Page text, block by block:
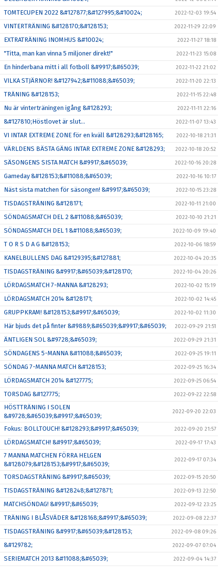
TOMTECUPEN 2022 &#127877;&#127995;&#10024; 2022-12-03 19:54
VINTERTRÄNING &#128170;&#128153; 2022-11-29 22:09
EXTRATRÄNING INOMHUS &#10024; 2022-11-27 18:18
"Titta, man kan vinna 5 miljoner direkt!" 2022-11-23 15:08
En hinderbana mitt i all fotboll &#9917;&#65039; 2022-11-22 21:02
VILKA STJÄRNOR! &#127942;&#11088;&#65039; 2022-11-20 22:13
TRÄNING &#128153; 2022-11-15 22:48
Nu är vinterträningen igång &#128293; 2022-11-11 22:16
&#127810;Höstlovet är slut... 2022-11-07 13:43
VI INTAR EXTREME ZONE för en kväll &#128293;&#128165; 2022-10-18 21:31
VÄRLDENS BÄSTA GÄNG INTAR EXTREME ZONE &#128293; 2022-10-18 20:52
SÄSONGENS SISTA MATCH &#9917;&#65039; 2022-10-16 20:28
Gameday &#128153;&#11088;&#65039; 2022-10-16 10:17
Näst sista matchen för säsongen! &#9917;&#65039; 2022-10-15 23:28
TISDAGSTRÄNING &#128171; 2022-10-11 21:00
SÖNDAGSMATCH DEL 2 &#11088;&#65039; 2022-10-10 21:21
SÖNDAGSMATCH DEL 1 &#11088;&#65039; 2022-10-09 19:40
T O R S D A G &#128153; 2022-10-06 18:59
KANELBULLENS DAG &#129395;&#127881; 2022-10-04 20:35
TISDAGSTRÄNING &#9917;&#65039;&#128170; 2022-10-04 20:26
LÖRDAGSMATCH 7-MANNA &#128293; 2022-10-02 15:19
LÖRDAGSMATCH 2014 &#128171; 2022-10-02 14:45
GRUPPKRAM! &#128153;&#9917;&#65039; 2022-10-02 11:30
Här bjuds det på finter &#9889;&#65039;&#9917;&#65039; 2022-09-29 21:51
ÄNTLIGEN SOL &#9728;&#65039; 2022-09-29 21:31
SÖNDAGENS 5-MANNA &#11088;&#65039; 2022-09-25 19:11
SÖNDAG 7-MANNA MATCH &#128153; 2022-09-25 16:34
LÖRDAGSMATCH 2014 &#127775; 2022-09-25 06:54
TORSDAG &#127775; 2022-09-22 22:58
HÖSTTRÄNING I SOLEN
&#9728;&#65039;&#9917;&#65039;
2022-09-20 22:03
Fokus: BOLLTOUCH! &#128293;&#9917;&#65039; 2022-09-20 21:57
LÖRDAGSMATCH! &#9917;&#65039; 2022-09-17 17:43
7 MANNA MATCHEN FÖRRA HELGEN
&#128079;&#128153;&#9917;&#65039;
2022-09-17 07:34
TORSDAGSTRÄNING &#9917;&#65039; 2022-09-15 20:50
TISDAGSTRÄNING &#128248;&#127871; 2022-09-13 22:50
MATCHSÖNDAG! &#9917;&#65039; 2022-09-12 23:25
TRÄNING I BLÅSVÄDER &#128168;&#9917;&#65039; 2022-09-08 22:37
TISDAGSTRÄNING &#9917;&#65039;&#128153; 2022-09-08 09:26
&#129782; 2022-09-07 07:04
SERIEMATCH 2013 &#11088;&#65039; 2022-09-04 14:37